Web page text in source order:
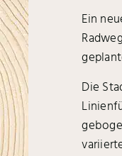
Ein
Die